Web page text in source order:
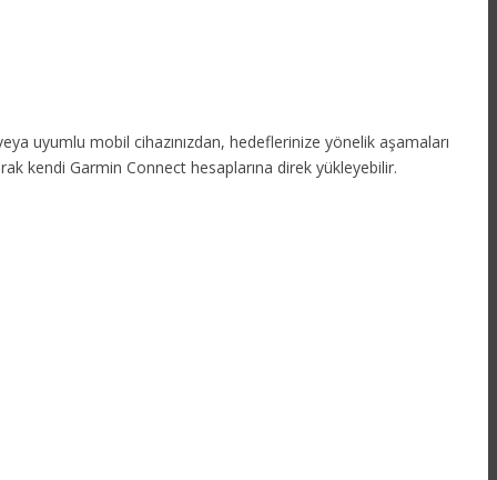
uyumlu mobil cihazınızdan, hedeflerinize yönelik aşamaları
kendi Garmin Connect hesaplarına direk yükleyebilir.